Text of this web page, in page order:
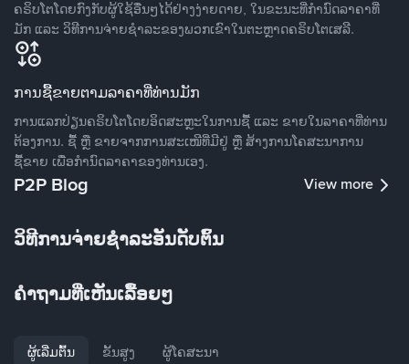
ຄຣິບໂຕໂດຍກົງກັບຜູ້ໃຊ້ອື່ນໆໄດ້ຢ່າງງ່າຍດາຍ, ໃນຂະນະທີ່ກໍານົດລາຄາທີ່
ມັກ ແລະ ວິທີການຈ່າຍຊຳລະຂອງພວກເຂົາໃນຕະຫຼາດຄຣິບໂຕເສລີ.
ການຊື້ຂາຍຕາມລາຄາທີ່ທ່ານມັກ
ການແລກປ່ຽນຄຣິບໂຕໂດຍອິດສະຫຼະໃນການຊື້ ແລະ ຂາຍໃນລາຄາທີ່ທ່ານ
ຕ້ອງການ. ຊື້ ຫຼື ຂາຍຈາກການສະເໜີທີ່ມີຢູ່ ຫຼື ສ້າງການໂຄສະນາການ
ຊື້ຂາຍ ເພື່ອກໍານົດລາຄາຂອງທ່ານເອງ.
P2P Blog View more
ວິທີການຈ່າຍຊຳລະອັນດັບຕົ້ນ
ຄໍາຖາມທີ່ເຫັນເລື້ອຍໆ
ຜູ້ເລີ່ມຕົ້ນ ຂັ້ນສູງ ຜູ້ໂຄສະນາ